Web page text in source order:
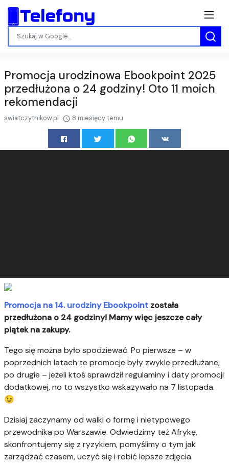
Promocja urodzinowa Ebookpoint 2025
przedłużona o 24 godziny! Oto 11 moich
rekomendacji
swiatczytnikow.pl 8 miesięcy temu
Promocja na 14. urodziny Ebookpoint została
przedłużona o 24 godziny! Mamy więc jeszcze cały
piątek na zakupy.
Tego się można było spodziewać. Po pierwsze – w
poprzednich latach te promocje były zwykle przedłużane,
po drugie – jeżeli ktoś sprawdził regulaminy i daty promocji
dodatkowej, no to wszystko wskazywało na 7 listopada.
😉
Dzisiaj zaczynamy od walki o formę i nietypowego
przewodnika po Warszawie. Odwiedzimy też Afrykę,
skonfrontujemy się z ryzykiem, pomyślimy o tym jak
zarządzać czasem, uczyć się i robić lepsze zdjęcia.